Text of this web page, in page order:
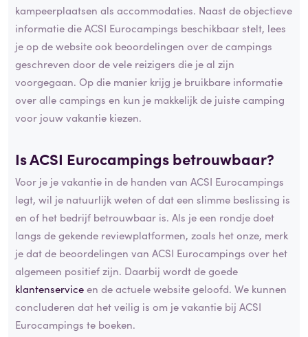
kampeerplaatsen als accommodaties. Naast de objectieve
informatie die ACSI Eurocampings beschikbaar stelt, lees
je op de website ook beoordelingen over de campings
geschreven door de vele reizigers die je al zijn
voorgegaan. Op die manier krijg je bruikbare informatie
over alle campings en kun je makkelijk de juiste camping
voor jouw vakantie kiezen.
Is ACSI Eurocampingsbetrouwbaar?
Voor je je vakantie in de handen van ACSI Eurocampings
legt, wil je natuurlijk weten of dat een slimme beslissing is
en of het bedrijf betrouwbaar is. Als je een rondje doet
langs de gekende reviewplatformen, zoals het onze, merk
je dat de beoordelingen van ACSI Eurocampings over het
algemeen positief zijn. Daarbij wordt de goede
klantenserviceen de actuele website geloofd. We kunnen
concluderen dat het veilig is om je vakantie bij ACSI
Eurocampings te boeken.